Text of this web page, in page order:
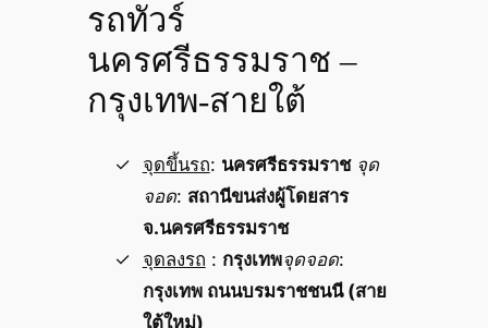
รถทัวร์
นครศรีธรรมราช –
กรุงเทพ-สายใต้
จุดขึ้นรถ: นครศรีธรรมราช จุด
จอด: สถานีขนส่งผู้โดยสาร
จ.นครศรีธรรมราช
จุดลงรถ : กรุงเทพจุดจอด:
กรุงเทพ ถนนบรมราชชนนี (สาย
ใต้ใหม่)